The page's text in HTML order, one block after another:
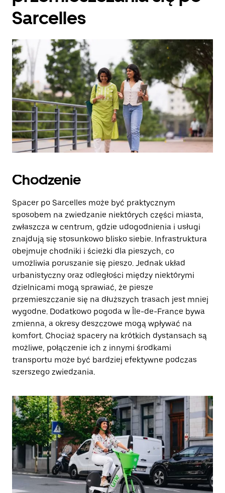
Naciśnij
klawisz
„Escape”,
zamknąć
kalendarz.
Sarcelles
Chodzenie
Spacer po Sarcelles może być praktycznym
sposobem na zwiedzanie niektórych części miasta,
zwłaszcza w centrum, gdzie udogodnienia i usługi
znajdują się stosunkowo blisko siebie. Infrastruktura
obejmuje chodniki i ścieżki dla pieszych, co
umożliwia poruszanie się pieszo. Jednak układ
urbanistyczny oraz odległości między niektórymi
dzielnicami mogą sprawiać, że piesze
przemieszczanie się na dłuższych trasach jest mniej
wygodne. Dodatkowo pogoda w Île-de-France bywa
zmienna, a okresy deszczowe mogą wpływać na
komfort. Chociaż spacery na krótkich dystansach są
możliwe, połączenie ich z innymi środkami
transportu może być bardziej efektywne podczas
szerszego zwiedzania.